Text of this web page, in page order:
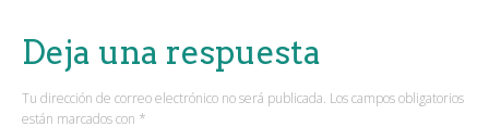
Deja una respuesta
Tu dirección de correo electrónico no será publicada. Los campos obligatorios
están marcados con *